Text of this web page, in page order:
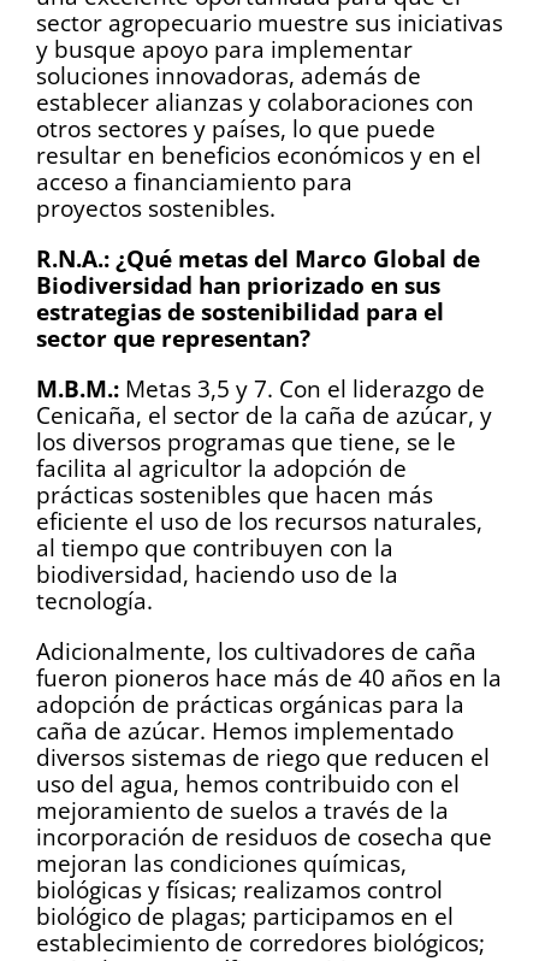
sector agropecuario muestre sus iniciativas
y busque apoyo para implementar
soluciones innovadoras, además de
establecer alianzas y colaboraciones con
otros sectores y países, lo que puede
resultar en beneficios económicos y en el
acceso a financiamiento para
proyectos sostenibles.
R.N.A.: ¿Qué metas del Marco Global de
Biodiversidad han priorizado en sus
estrategias de sostenibilidad para el
sector que representan?
M.B.M.: Metas 3,5 y 7. Con el liderazgo de
Cenicaña, el sector de la caña de azúcar, y
los diversos programas que tiene, se le
facilita al agricultor la adopción de
prácticas sostenibles que hacen más
eficiente el uso de los recursos naturales,
al tiempo que contribuyen con la
biodiversidad, haciendo uso de la
tecnología.
Adicionalmente, los cultivadores de caña
fueron pioneros hace más de 40 años en la
adopción de prácticas orgánicas para la
caña de azúcar. Hemos implementado
diversos sistemas de riego que reducen el
uso del agua, hemos contribuido con el
mejoramiento de suelos a través de la
incorporación de residuos de cosecha que
mejoran las condiciones químicas,
biológicas y físicas; realizamos control
biológico de plagas; participamos en el
establecimiento de corredores biológicos;